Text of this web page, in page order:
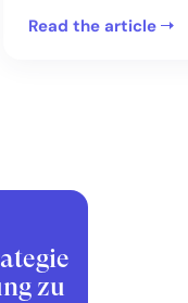
Read the article
zu